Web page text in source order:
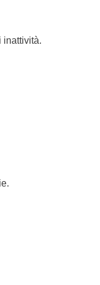
inattività.